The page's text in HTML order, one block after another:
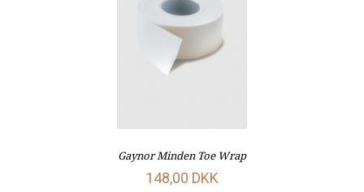
Gaynor Minden Toe Wrap
148,00 DKK